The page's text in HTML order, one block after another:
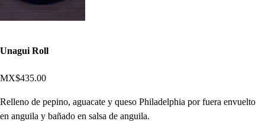
Unagui Roll
MX$435.00
Relleno de pepino, aguacate y queso Philadelphia por fuera envuelto
en anguila y bañado en salsa de anguila.